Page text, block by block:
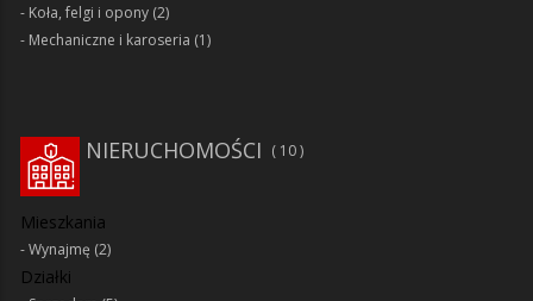
Koła, felgi i opony (2)
Mechaniczne i karoseria (1)
NIERUCHOMOŚCI 10
Mieszkania
Wynajmę (2)
Działki